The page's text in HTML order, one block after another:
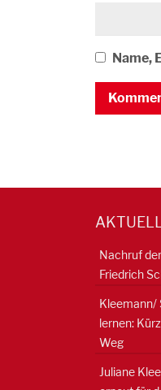
Name,
Nachruf
Friedrich
Kleemann/
lernen:
Weg
Juliane